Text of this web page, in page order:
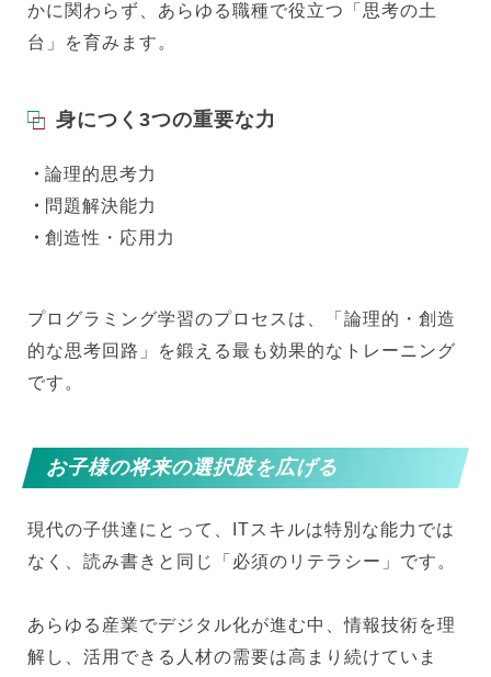
かに関わらず、あらゆる職種で役立つ「思考の土
台」を育みます。
身につく3つの重要な力
論理的思考力
問題解決能力
創造性・応用力
プログラミング学習のプロセスは、「論理的・創造
的な思考回路」を鍛える最も効果的なトレーニング
です。
お子様の将来の選択肢を広げる
現代の子供達にとって、ITスキルは特別な能力では
なく、読み書きと同じ「必須のリテラシー」です。
あらゆる産業でデジタル化が進む中、情報技術を理
解し、活用できる人材の需要は高まり続けていま